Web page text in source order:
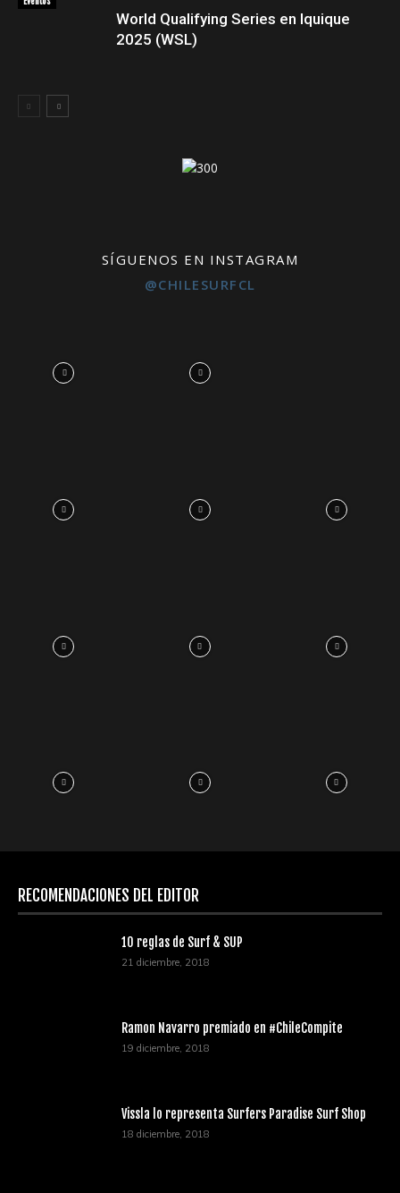
World Qualifying Series en Iquique
2025 (WSL)
SÍGUENOS EN INSTAGRAM
@CHILESURFCL
RECOMENDACIONES DEL EDITOR
10 reglas de Surf & SUP
21 diciembre, 2018
Ramon Navarro premiado en #ChileCompite
19 diciembre, 2018
Vissla lo representa Surfers Paradise Surf Shop
18 diciembre, 2018